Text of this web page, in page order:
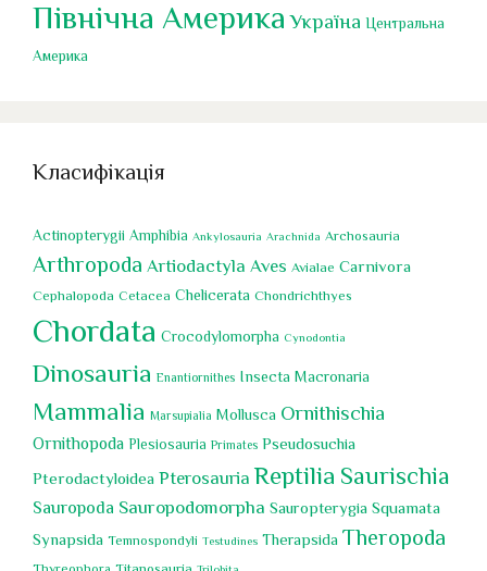
Північна Америка Україна Центральна
Америка
Класифікація
Actinopterygii Amphibia Ankylosauria Arachnida Archosauria
Arthropoda Artiodactyla Aves Avialae Carnivora
Cephalopoda Cetacea Chelicerata Chondrichthyes
Chordata Crocodylomorpha Cynodontia
Dinosauria Enantiornithes Insecta Macronaria
Mammalia Marsupialia Mollusca Ornithischia
Ornithopoda Plesiosauria Primates Pseudosuchia
Pterodactyloidea Pterosauria Reptilia Saurischia
Sauropoda Sauropodomorpha Sauropterygia Squamata
Synapsida Temnospondyli Testudines Therapsida Theropoda